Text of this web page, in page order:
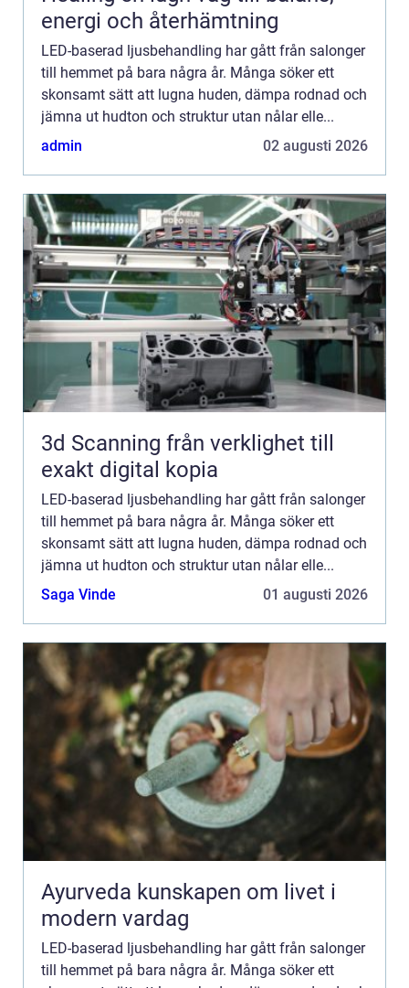
energi och återhämtning
LED-baserad ljusbehandling har gått från salonger
till hemmet på bara några år. Många söker ett
skonsamt sätt att lugna huden, dämpa rodnad och
jämna ut hudton och struktur utan nålar elle...
admin
02 augusti 2026
3d Scanning från verklighet till
exakt digital kopia
LED-baserad ljusbehandling har gått från salonger
till hemmet på bara några år. Många söker ett
skonsamt sätt att lugna huden, dämpa rodnad och
jämna ut hudton och struktur utan nålar elle...
Saga Vinde
01 augusti 2026
Ayurveda kunskapen om livet i
modern vardag
LED-baserad ljusbehandling har gått från salonger
till hemmet på bara några år. Många söker ett